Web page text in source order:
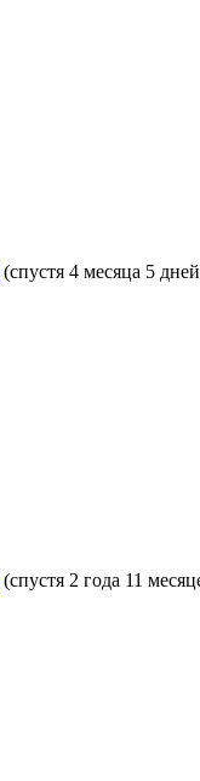
(спустя 4 месяца 5
(спустя 2 года 11